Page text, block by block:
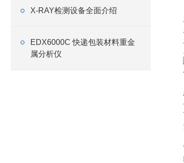
X-RAY检测设备全面介绍
EDX6000C 快递包装材料重金
属分析仪